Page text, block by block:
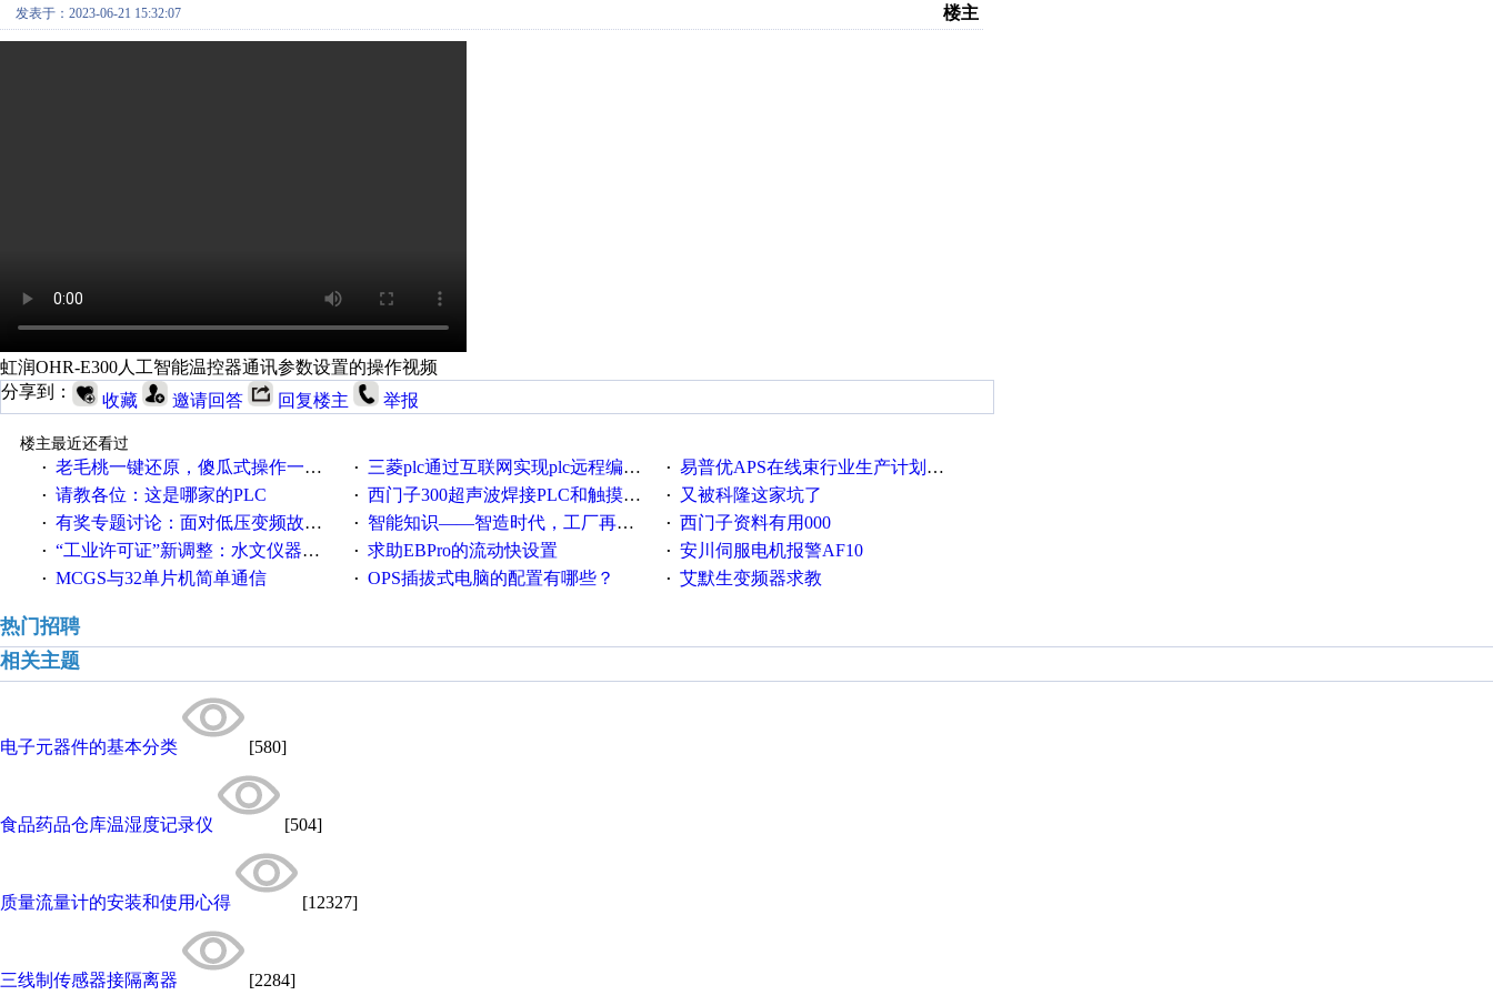
发表于：2023-06-21 15:32:07 楼主
虹润OHR-E300人工智能温控器通讯参数设置的操作视频
分享到：
收藏 邀请回答 回复楼主 举报
楼主最近还看过
· 老毛桃一键还原，傻瓜式操作一键轻松备份还原；程序为向导式安装，一键即可实现自动备份或还原系统。 · 三菱plc通过互联网实现plc远程编程和程序上下载的方法 · 易普优APS在线束行业生产计划排产中的应用案例
· 请教各位：这是哪家的PLC · 西门子300超声波焊接PLC和触摸屏程序 · 又被科隆这家坑了
· 有奖专题讨论：面对低压变频故障，老手是这样解决的！ · 智能知识——智造时代，工厂再不信息化就OUT了！ · 西门子资料有用000
· “工业许可证”新调整：水文仪器等19类产品取消事前生产许可 · 求助EBPro的流动快设置 · 安川伺服电机报警AF10
· MCGS与32单片机简单通信 · OPS插拔式电脑的配置有哪些？ · 艾默生变频器求教
热门招聘
相关主题
电子元器件的基本分类 [580]
食品药品仓库温湿度记录仪 [504]
质量流量计的安装和使用心得 [12327]
三线制传感器接隔离器 [2284]